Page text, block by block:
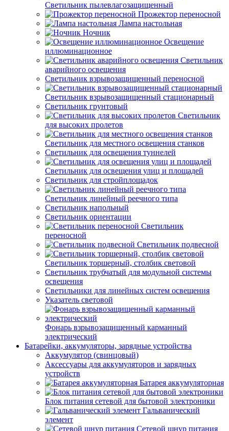
Светильник пылевлагозащищенный
Прожектор переносной
Лампа настольная
Ночник
Освещение
иллюминационное
Светильник
аварийного освещения
Светильник взрывозащищенный переносной
Светильник взрывозащищенный стационарный
Светильник грунтовый
Светильник
для высоких пролетов
Светильник для местного освещения станков
Светильник для освещения туннелей
Светильник для освещения улиц и площадей
Светильник для стройплощадок
Светильник линейный реечного типа
Светильник напольный
Светильник ориентации
Светильник
переносной
Светильник подвесной
Светильник торшерный, столбик световой
Светильник трубчатый для модульной системы
освещения
Светильники для линейных систем освещения
Указатель световой
Фонарь взрывозащищенный карманный
электрический
Батарейки, аккумуляторы, зарядные устройства
Аккумулятор (свинцовый)
Аксессуары для аккумуляторов и зарядных
устройств
Батарея аккумуляторная
Блок питания сетевой для бытовой электроники
Гальванический
элемент
Сетевой шнур питания